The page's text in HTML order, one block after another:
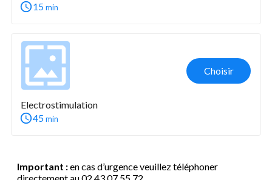
15min
Choisir
Electrostimulation
45min
Important :en cas d’urgence veuillez téléphoner